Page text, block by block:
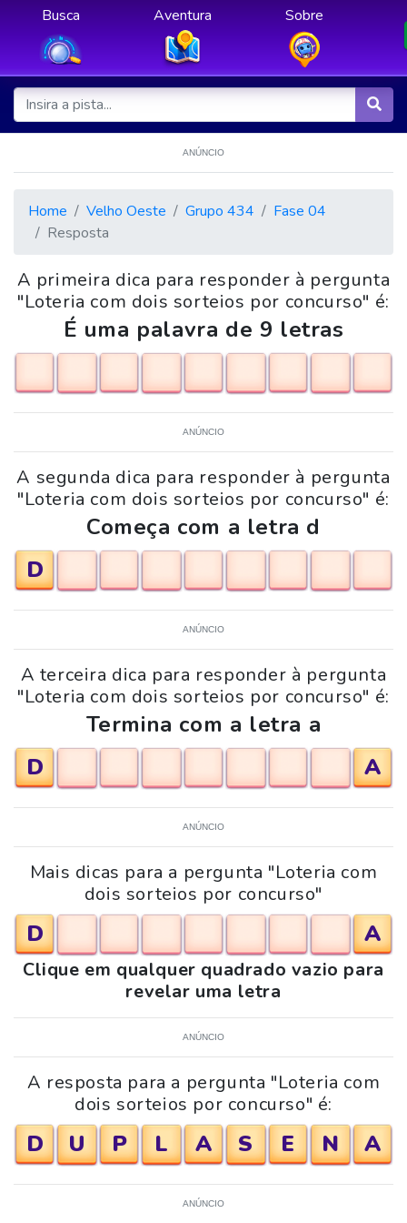
Busca Aventura Sobre
ANÚNCIO
Home Velho Oeste Grupo 434
Fase 04
Resposta
A primeira dica para responder à pergunta
"Loteria com dois sorteios por concurso" é:
É uma palavra de 9 letras
ANÚNCIO
A segunda dica para responder à pergunta
"Loteria com dois sorteios por concurso" é:
Começa com a letra d
D
ANÚNCIO
A terceira dica para responder à pergunta
"Loteria com dois sorteios por concurso" é:
Termina com a letra a
D
A
ANÚNCIO
Mais dicas para a pergunta "Loteria com
dois sorteios por concurso"
D A
Clique em qualquer quadrado vazio para
revelar uma letra
ANÚNCIO
A resposta para a pergunta "Loteria com
dois sorteios por concurso" é:
D U P L A S E N A
ANÚNCIO